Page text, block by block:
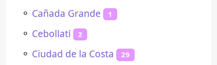
⚬ Cañada Grande 1
⚬ Cebollatí 2
⚬ Ciudad de la Costa 29